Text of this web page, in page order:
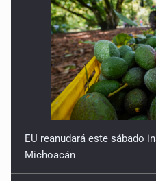
EU reanudará este sábado
Michoacán